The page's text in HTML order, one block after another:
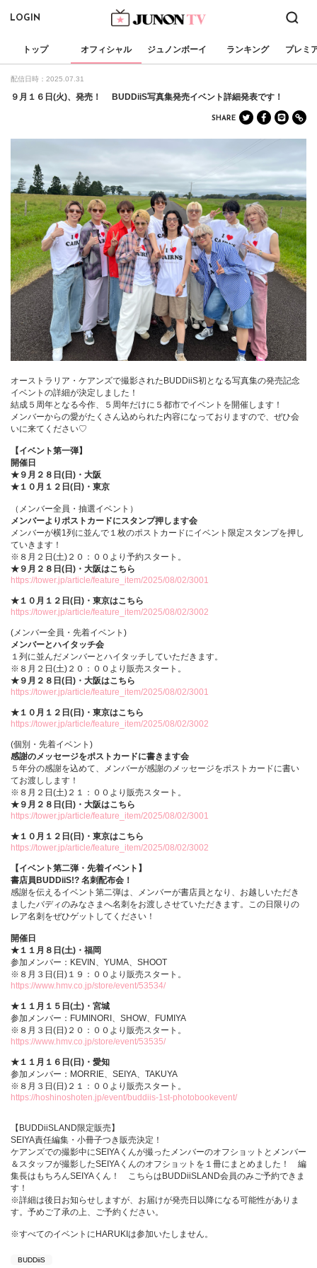
LOGIN
トップ オフィシャル ジュノンボーイ ランキング プレミ
配信日時：2025.07.31
９月１６日(火)、発売！ BUDDiiS写真集発売イベント詳細発表です！
SHARE
オーストラリア・ケアンズで撮影されたBUDDiiS初となる写真集の発売記念
イベントの詳細が決定しました！
結成５周年となる今作、５周年だけに５都市でイベントを開催します！
メンバーからの愛がたくさん込められた内容になっておりますので、ぜひ会
いに来てください♡
【イベント第一弾】
開催日
★９月２８日(日)・大阪
★１０月１２日(日)・東京
（メンバー全員・抽選イベント）
メンバーよりポストカードにスタンプ押します会
メンバーが横1列に並んで１枚のポストカードにイベント限定スタンプを押し
ていきます！
※８月２日(土)２０：００より予約スタート。
★９月２８日(日)・大阪はこちら
https://tower.jp/article/feature_item/2025/08/02/3001
★１０月１２日(日)・東京はこちら
https://tower.jp/article/feature_item/2025/08/02/3002
(メンバー全員・先着イベント)
メンバーとハイタッチ会
１列に並んだメンバーとハイタッチしていただきます。
※８月２日(土)２０：００より販売スタート。
★９月２８日(日)・大阪はこちら
https://tower.jp/article/feature_item/2025/08/02/3001
★１０月１２日(日)・東京はこちら
https://tower.jp/article/feature_item/2025/08/02/3002
(個別・先着イベント)
感謝のメッセージをポストカードに書きます会
５年分の感謝を込めて、メンバーが感謝のメッセージをポストカードに書い
てお渡しします！
※８月２日(土)２１：００より販売スタート。
★９月２８日(日)・大阪はこちら
https://tower.jp/article/feature_item/2025/08/02/3001
★１０月１２日(日)・東京はこちら
https://tower.jp/article/feature_item/2025/08/02/3002
【イベント第二弾・先着イベント】
書店員BUDDiiS!? 名刺配布会！
感謝を伝えるイベント第二弾は、メンバーが書店員となり、お越しいただき
ましたバディのみなさまへ名刺をお渡しさせていただきます。この日限りの
レア名刺をぜひゲットしてください！
開催日
★１１月８日(土)・福岡
参加メンバー：KEVIN、YUMA、SHOOT
※８月３日(日)１９：００より販売スタート。
https://www.hmv.co.jp/store/event/53534/
★１１月１５日(土)・宮城
参加メンバー：FUMINORI、SHOW、FUMIYA
※８月３日(日)２０：００より販売スタート。
https://www.hmv.co.jp/store/event/53535/
★１１月１６日(日)・愛知
参加メンバー：MORRIE、SEIYA、TAKUYA
※８月３日(日)２１：００より販売スタート。
https://hoshinoshoten.jp/event/buddiis-1st-photobookevent/
【BUDDiiSLAND限定販売】
SEIYA責任編集・小冊子つき販売決定！
ケアンズでの撮影中にSEIYAくんが撮ったメンバーのオフショットとメンバー
＆スタッフが撮影したSEIYAくんのオフショットを１冊にまとめました！ 編
集長はもちろんSEIYAくん！ こちらはBUDDiiSLAND会員のみご予約できま
す！
※詳細は後日お知らせしますが、お届けが発売日以降になる可能性がありま
す。予めご了承の上、ご予約ください。
※すべてのイベントにHARUKIは参加いたしません。
BUDDiiS